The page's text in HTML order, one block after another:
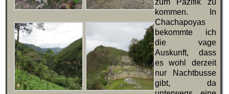
zum Pazifik zu
kommen. In
Chachapoyas
bekommte ich
die vage
Auskunft, dass
es wohl derzeit
nur Nachtbusse
gibt, da